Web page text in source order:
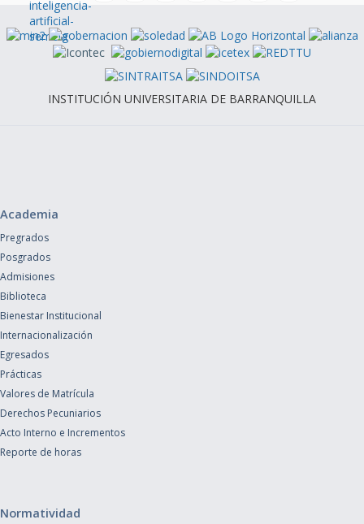
INSTITUCIÓN UNIVERSITARIA DE BARRANQUILLA
Academia
Pregrados
Posgrados
Admisiones
Biblioteca
Bienestar Institucional
Internacionalización
Egresados
Prácticas
Valores de Matrícula
Derechos Pecuniarios
Acto Interno e Incrementos
Reporte de horas
Normatividad